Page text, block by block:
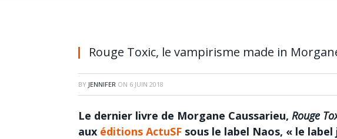
Rouge Toxic, le vampirisme made in
BY JENNIFER ON 6 JUIN 2018
Le dernier livre de Morgane Caussarieu, Rouge
aux éditions ActuSF sous le label Naos, « le label